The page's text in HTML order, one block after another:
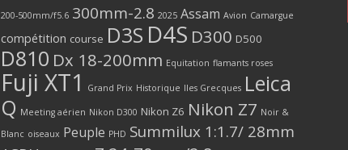
200-500mm/f5.6 300mm-2.8 2025 Assam Avion Camargue
compétition course D3S D4S D300 D500
D810 Dx 18-200mm Equitation flamants roses
Fuji XT1 Grand Prix Historique Iles Grecques Leica
Q Meeting aérien Nikon D300 Nikon Z6 Nikon Z7 Noir &
Blanc oiseaux Peuple PHD Summilux 1:1.7/ 28mm